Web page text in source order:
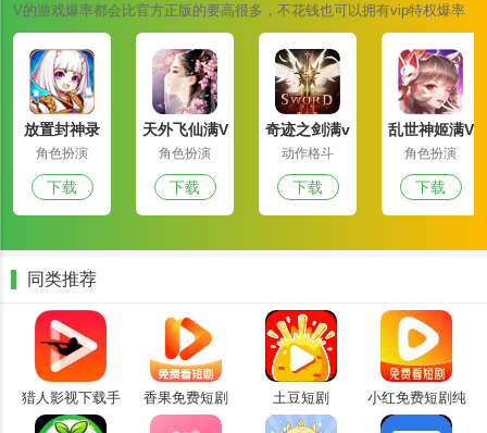
4.及时更新最新漫画章节，让用户实时阅读最新发布的漫画内容，而
不会错过任何精彩的情节。
繁花漫画免费下拉式漫画最新特色
1.根据您的喜好创建个性化页面，超级有趣，超级有趣。
2.关键字搜索让你很容易找到你最喜欢的漫画资源，不再害怕无聊。
3.提供的漫画资源非常丰富，大量的漫画让用户可以尽情观看。
4.各种类型的漫画提供了丰富的资源，都是非常受欢迎的漫画。
1.您可以在软件中自由阅读漫画，轻松查看各种精彩内容。
2.提供的漫画资源非常丰富，大量的漫画让用户可以尽情观看。
3.各种类型的漫画提供了丰富的资源，都是非常受欢迎的漫画。
4.您可以在平台上快速搜索，带来许多漫画供免费阅读。
V的游戏爆率都会比官方正版的要高很多，不花钱也可以拥有vip特权爆率
也是翻倍的上调，您还在等什么快来下载一款试试吧！
放置封神录
满v版
角色扮演
下载
天外飞仙满V
版
角色扮演
下载
奇迹之剑满v
版
动作格斗
下载
乱世神姬满V
版
角色扮演
下载
同类推荐
猎人影视下载手
机版
香果免费短剧 土豆短剧
小红免费短剧纯
净版